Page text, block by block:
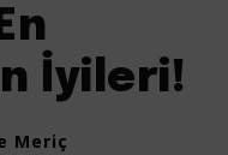
İyileri!
Meriç